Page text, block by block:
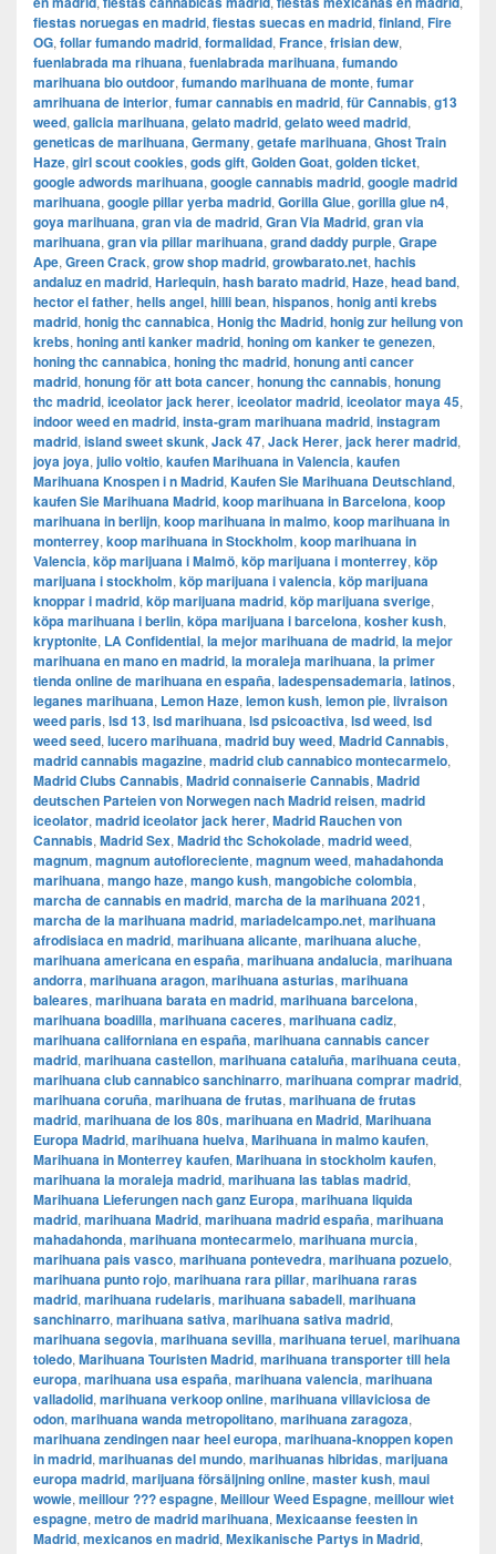
fiestas noruegas en madrid, fiestas suecas en madrid, finland, Fire
OG, follar fumando madrid, formalidad, France, frisian dew,
fuenlabrada ma rihuana, fuenlabrada marihuana, fumando
marihuana bio outdoor, fumando marihuana de monte, fumar
amrihuana de interior, fumar cannabis en madrid, für Cannabis, g13
weed, galicia marihuana, gelato madrid, gelato weed madrid,
geneticas de marihuana, Germany, getafe marihuana, Ghost Train
Haze, girl scout cookies, gods gift, Golden Goat, golden ticket,
google adwords marihuana, google cannabis madrid, google madrid
marihuana, google pillar yerba madrid, Gorilla Glue, gorilla glue n4,
goya marihuana, gran via de madrid, ​​Gran Via Madrid, gran via
marihuana, gran via pillar marihuana, grand daddy purple, Grape
Ape, Green Crack, grow shop madrid, growbarato.net, hachis
andaluz en madrid, Harlequin, hash barato madrid, Haze, head band,
hector el father, hells angel, hilli bean, hispanos, honig anti krebs
madrid, honig thc cannabica, Honig thc Madrid, honig zur heilung von
krebs, honing anti kanker madrid, honing om kanker te genezen,
honing thc cannabica, honing thc madrid, honung anti cancer
madrid, honung för att bota cancer, honung thc cannabis, honung
thc madrid, iceolator jack herer, iceolator madrid, iceolator maya 45,
indoor weed en madrid, insta-gram marihuana madrid, instagram
madrid, island sweet skunk, Jack 47, Jack Herer, jack herer madrid,
joya joya, julio voltio, kaufen Marihuana in Valencia, kaufen
Marihuana Knospen i n Madrid, Kaufen Sie Marihuana Deutschland,
kaufen Sie Marihuana Madrid, koop marihuana in Barcelona, koop
marihuana in berlijn, koop marihuana in malmo, koop marihuana in
monterrey, koop marihuana in Stockholm, ​​koop marihuana in
Valencia, köp marijuana i Malmö, köp marijuana i monterrey, köp
marijuana i stockholm, ​​köp marijuana i valencia, köp marijuana
knoppar i madrid, köp marijuana madrid, köp marijuana sverige,
köpa marihuana i berlin, köpa marijuana i barcelona, kosher kush,
kryptonite, LA Confidential, la mejor marihuana de madrid, la mejor
marihuana en mano en madrid, la moraleja marihuana, la primer
tienda online de marihuana en españa, ladespensademaria, latinos,
leganes marihuana, Lemon Haze, lemon kush, lemon pie, livraison
weed paris, lsd 13, lsd marihuana, lsd psicoactiva, lsd weed, lsd
weed seed, lucero marihuana, madrid buy weed, Madrid Cannabis,
madrid cannabis magazine, madrid club cannabico montecarmelo,
Madrid Clubs Cannabis, Madrid connaiserie Cannabis, Madrid
deutschen Parteien von Norwegen nach Madrid reisen, madrid
iceolator, madrid iceolator jack herer, Madrid Rauchen von
Cannabis, Madrid Sex, Madrid thc Schokolade, madrid weed,
magnum, magnum autofloreciente, magnum weed, mahadahonda
marihuana, mango haze, mango kush, mangobiche colombia,
marcha de cannabis en madrid, marcha de la marihuana 2021,
marcha de la marihuana madrid, mariadelcampo.net, marihuana
afrodisiaca en madrid, marihuana alicante, marihuana aluche,
marihuana americana en españa, marihuana andalucia, marihuana
andorra, marihuana aragon, marihuana asturias, marihuana
baleares, marihuana barata en madrid, marihuana barcelona,
marihuana boadilla, marihuana caceres, marihuana cadiz,
marihuana californiana en españa, marihuana cannabis cancer
madrid, marihuana castellon, marihuana cataluña, marihuana ceuta,
marihuana club cannabico sanchinarro, marihuana comprar madrid,
marihuana coruña, marihuana de frutas, marihuana de frutas
madrid, marihuana de los 80s, marihuana en Madrid, Marihuana
Europa Madrid, marihuana huelva, Marihuana in malmo kaufen,
Marihuana in Monterrey kaufen, Marihuana in stockholm kaufen,
marihuana la moraleja madrid, marihuana las tablas madrid,
Marihuana Lieferungen nach ganz Europa, marihuana liquida
madrid, marihuana Madrid, marihuana madrid españa, marihuana
mahadahonda, marihuana montecarmelo, marihuana murcia,
marihuana pais vasco, marihuana pontevedra, marihuana pozuelo,
marihuana punto rojo, marihuana rara pillar, marihuana raras
madrid, marihuana rudelaris, marihuana sabadell, marihuana
sanchinarro, marihuana sativa, marihuana sativa madrid,
marihuana segovia, marihuana sevilla, marihuana teruel, marihuana
toledo, Marihuana Touristen Madrid, marihuana transporter till hela
europa, marihuana usa españa, marihuana valencia, marihuana
valladolid, marihuana verkoop online, marihuana villaviciosa de
odon, marihuana wanda metropolitano, marihuana zaragoza,
marihuana zendingen naar heel europa, marihuana-knoppen kopen
in madrid, marihuanas del mundo, marihuanas hibridas, marijuana
europa madrid, marijuana försäljning online, master kush, maui
wowie, meillour ??? espagne, Meillour Weed Espagne, meillour wiet
espagne, metro de madrid marihuana, Mexicaanse feesten in
Madrid, mexicanos en madrid, Mexikanische Partys in Madrid,